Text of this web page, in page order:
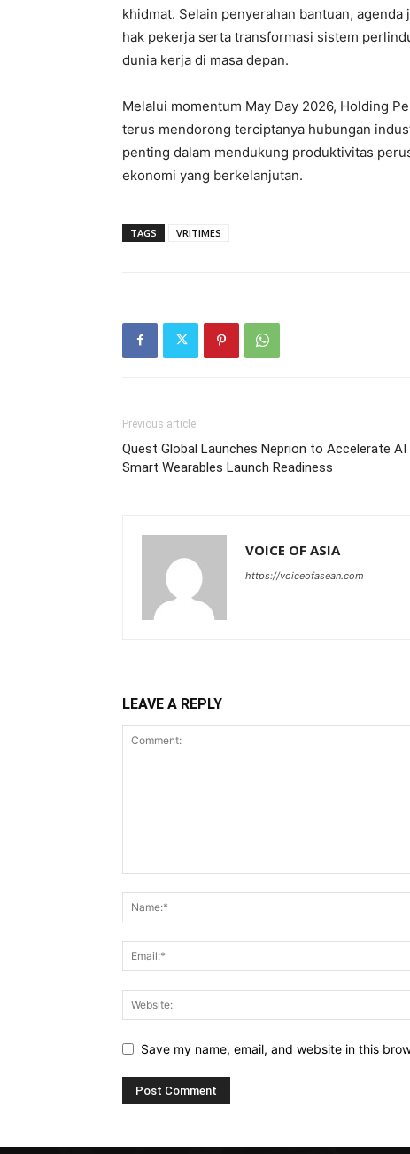
khidmat. Selain penyerahan bantuan,
hak pekerja serta transformasi sistem
dunia kerja di masa depan.
Melalui momentum May Day 2026, Holding
terus mendorong terciptanya hubungan
penting dalam mendukung produktivitas
ekonomi yang berkelanjutan.
TAGS VRITIMES
Previous article
Quest Global Launches Neprion to Accelerate AI
Smart Wearables Launch Readiness
VOICE OF ASIA
https://voiceofasean.com
LEAVE A REPLY
Save my name, email, and website in this